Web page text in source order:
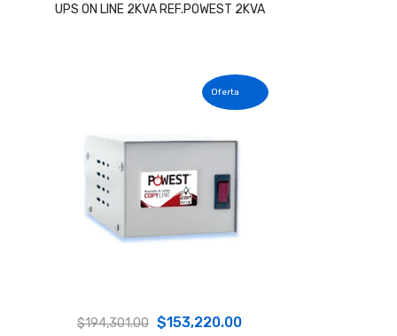
UPS ON LINE 2KVA REF.POWEST 2KVA
$194,301.00 El
$153,220.00El